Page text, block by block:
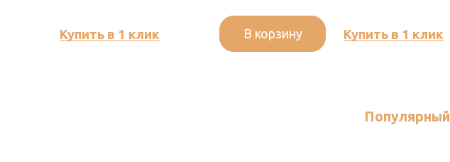
Купить в 1 клик В корзину Купить в 1 клик
Популярный